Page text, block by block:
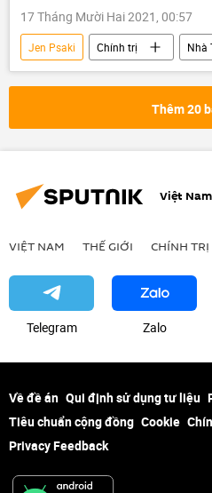
17 Tháng Mười Hai 2021, 00:57
Jen Psaki Chính trị
Nhà
AUKUS
Thêm 20
Việt Nam
VIỆT NAM THẾ GIỚI CHÍNH TRỊ
Telegram Zalo
Về đề án Qui định sử dụng tư liệu
Tiêu chuẩn cộng đồng Cookie
Privacy Feedback